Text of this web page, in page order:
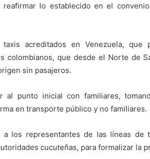
lo establecido en el
acreditados en Venezuela, que
colombianos, que desde el Norte de
sin pasajeros.
al punto inicial con familiares,
en transporte público y no familiares.
a los representantes de las líneas de
cucuteñas, para formalizar la